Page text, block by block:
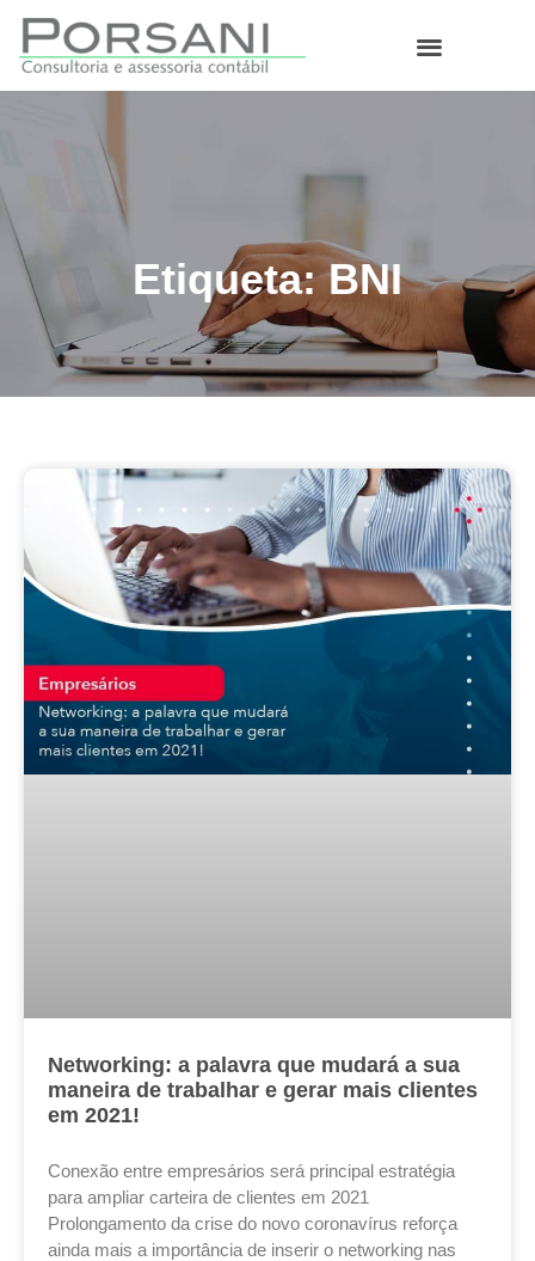
Etiqueta: BNI
Networking: a palavra que mudará a sua
maneira de trabalhar e gerar mais clientes
em 2021!
Conexão entre empresários será principal estratégia
para ampliar carteira de clientes em 2021
Prolongamento da crise do novo coronavírus reforça
ainda mais a importância de inserir o networking nas